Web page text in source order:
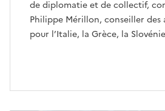
de diplomatie et de collectif,
Philippe Mérillon, conseiller des
pour l’Italie, la Grèce, la